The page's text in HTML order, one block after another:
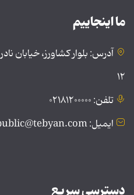
ما اینجاییم
آدرس: بلوار کشاورز،
۱۲
تلفن: ۰۲۱۸۱۲۰۰۰۰۰
ایمیل: public@tebyan.com
دسترسی سریع